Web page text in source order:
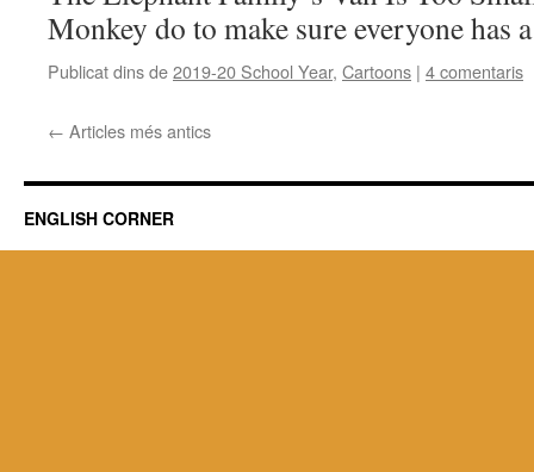
Monkey do to make sure everyone has
Publicat dins de2019-20 School Year, Cartoons | 4 comentaris
← Articles més antics
ENGLISH CORNER